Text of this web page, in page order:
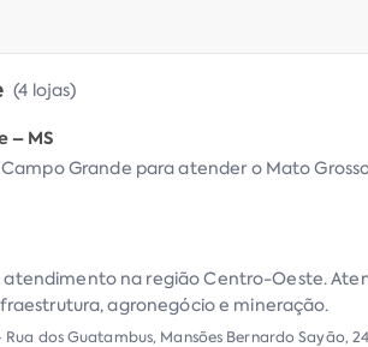
(4 lojas)
– MS
Grande para atender o Mato
na região Centro-Oeste.
agronegócio e mineração.
dos Guatambus, Mansões Bernardo Sayão,